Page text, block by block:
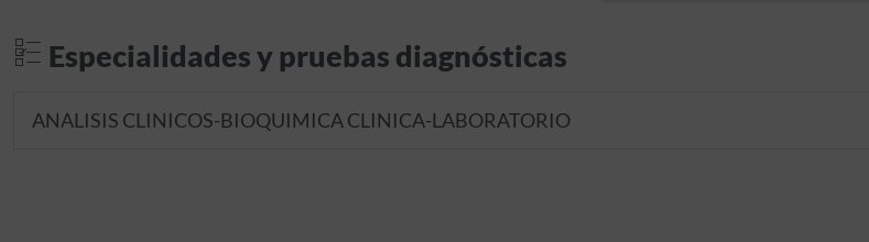
Especialidades y pruebas diagnósticas
ANALISIS CLINICOS-BIOQUIMICA CLINICA-LABORATORIO